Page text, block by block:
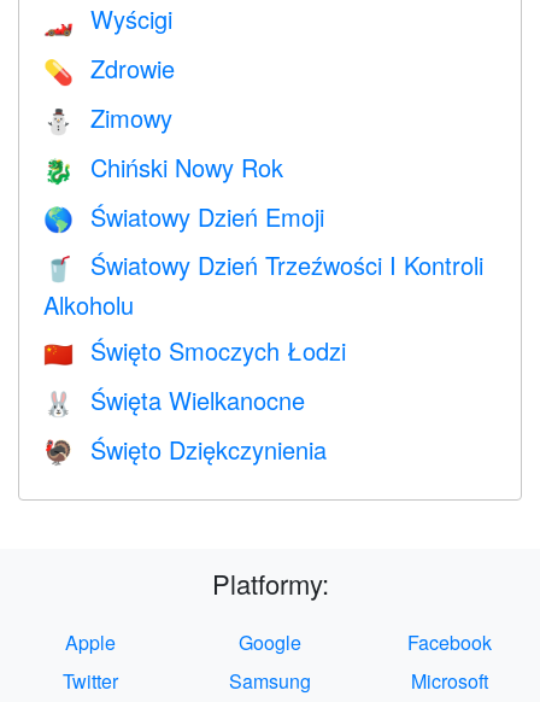
🏎 Wyścigi
💊 Zdrowie
⛄ Zimowy
🐉 Chiński Nowy Rok
🌎 Światowy Dzień Emoji
🥤
Światowy Dzień Trzeźwości I Kontroli
Alkoholu
🇨🇳 Święto Smoczych Łodzi
🐰 Święta Wielkanocne
🦃 Święto Dziękczynienia
Platformy:
Apple Google
Facebook
Twitter
Samsung
Microsoft